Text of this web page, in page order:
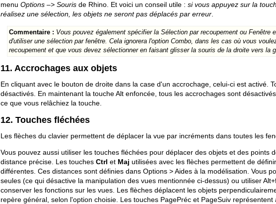
menu Options –> Souris de Rhino. Et voici un conseil utile : si vous appuyez sur la
réalisez une sélection, les objets ne seront pas déplacés par erreur.
Commentaire : Vous pouvez également spécifier la Sélection par recoupement ou Fenêtre
d'utiliser une sélection par fenêtre. Cela ignorera l'option Combo, dans les cas où vous
recoupement et que vous devez sélectionner en faisant glisser la souris de la droite vers la
11. Accrochages aux objets
En cliquant avec le bouton de droite dans la case d'un accrochage, celui-ci est activé.
désactivés. En maintenant la touche Alt enfoncée, tous les accrochages sont
ce que vous relâchiez la touche.
12. Touches fléchées
Les flèches du clavier permettent de déplacer la vue par incréments dans toutes les
Vous pouvez aussi utiliser les touches fléchées pour déplacer des objets et des points
distance précise. Les touches Ctrl et Maj utilisées avec les flèches permettent de
différentes. Ces distances sont définies dans Options > Aides à la modélisation. Vous
seules (ce qui désactive la manipulation des vues mentionnée ci-dessus) ou utiliser
conserver les fonctions sur les vues. Les flèches déplacent les objets
repère général, selon l'option choisie. Les touches PagePréc et PageSuiv représentent